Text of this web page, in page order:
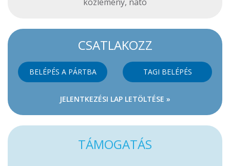
CSATLAKOZZ
BELÉPÉS A PÁRTBA TAGI BELÉPÉS
JELENTKEZÉSI LAP LETÖLTÉSE »
TÁMOGATÁS